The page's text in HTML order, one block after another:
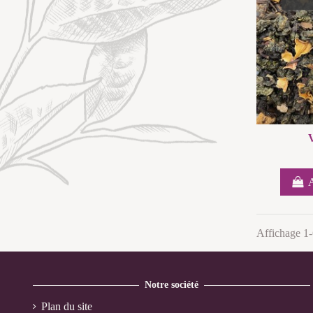
Affichage
Notre société
Plan du site